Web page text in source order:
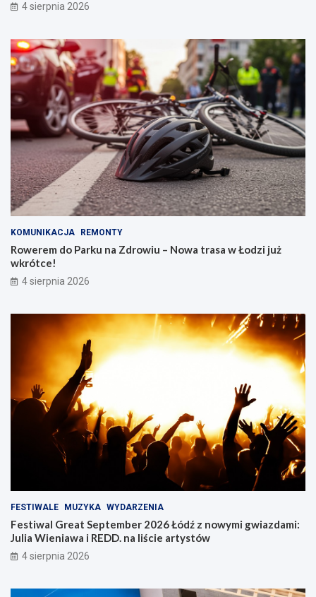
4 sierpnia 2026
KOMUNIKACJA REMONTY
Rowerem do Parku na Zdrowiu – Nowa trasa w Łodzi już
wkrótce!
4 sierpnia 2026
FESTIWALE MUZYKA WYDARZENIA
Festiwal Great September 2026 Łódź z nowymi gwiazdami:
Julia Wieniawa i REDD. na liście artystów
4 sierpnia 2026